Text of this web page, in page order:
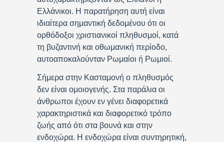
Ελλάνικοι. Η παρατήρηση αυτή είναι
ιδιαίτερα σημαντική δεδομένου ότι οι
ορθόδοξοι χριστιανικοί πληθυσμοί, κατά
τη βυζαντινή και οθωμανική περίοδο,
αυτοαποκαλούνταν Ρωμαίοι ή Ρωμιοί.
Σήμερα στην Κασταμονή ο πληθυσμός
δεν είναι ομοιογενής. Στα παράλια οι
άνθρωποι έχουν εν γένει διαφορετικά
χαρακτηριστικά και διαφορετικό τρόπο
ζωής από ότι στα βουνά και στην
ενδοχώρα. Η ενδοχώρα είναι συντηρητική,